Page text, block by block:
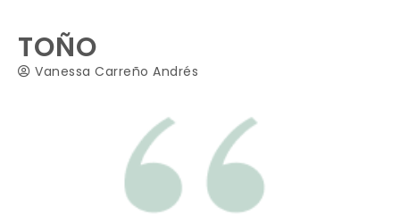
TOÑO
Vanessa Carreño Andrés